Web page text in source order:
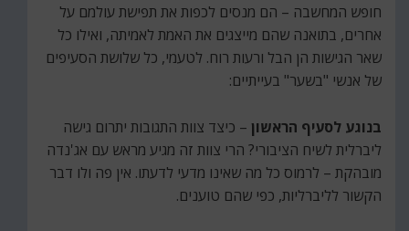
חופש המחשבה – הם מנסים לכפות את תפישת עולמם על
אחרים, בתואנה שהם מייצגים את האמת לאמיתה, ואילו כל
שאר הגישות הן הבל ורעות רוח. לטעמי, כל שלושת הסעיפים
של אנשי "בשער" בעייתיים:
בנוגע לסעיף הראשון – כיצד צוות התגובות יתרום גישה
ליברלית לשיח הציבורי? הרי צוות זה מגיע מראש עם אג'נדה
מובהקת – לרמוס כל מה שאינו מדעי לדעתו. אין פה ולו דבר
הקשור לליברליות, כפי שהם טוענים.